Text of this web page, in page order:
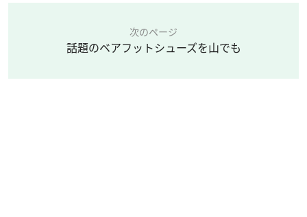
次のページ
話題のベアフットシューズを山でも